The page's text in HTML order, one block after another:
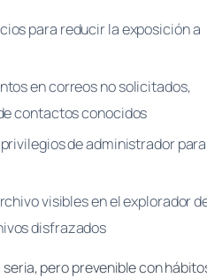
para reducir la exposición a
en correos no solicitados,
contactos conocidos
de administrador para
visibles en el explorador
disfrazados
pero prevenible con